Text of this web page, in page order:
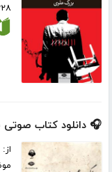
۳۲۸
🎧 دانلود کتاب صوتی
از: